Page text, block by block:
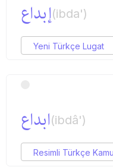
إبداع(ibda')
Yeni Türkçe Lugat
ابداع(ibdâ')
Resimli Türkçe